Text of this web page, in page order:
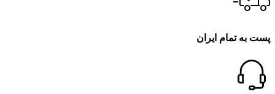
پست به تمام ایران